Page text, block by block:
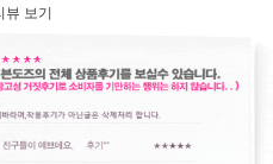
뷰 보기